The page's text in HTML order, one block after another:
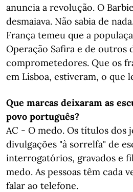
anuncia a revolução. O
desmaiava. Não sabia de
França temeu que a
Operação Safira e de outros
comprometedores. Que os
em Lisboa, estiveram, o que
Que marcas deixaram as
povo português?
AC - O medo. Os títulos dos
divulgações "à sorrelfa" de
interrogatórios, gravados e
medo. As pessoas têm cada
falar ao telefone.